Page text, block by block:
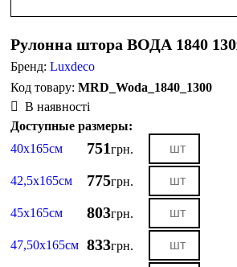
Рулонна штора ВОДА 1840
Бренд:Luxdeco
MRD_Woda_1840_1300
В наявності
Доступные размеры:
40х165см
751грн.
42,5х165см 775грн.
45х165см 803грн.
47,50х165см 833грн.